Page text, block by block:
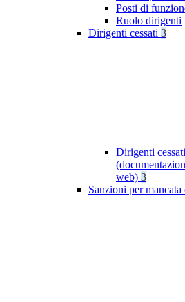
Posti di
Ruolo dirigenti
Dirigenti cessati 3
Dirigenti
web) 3
Sanzioni per